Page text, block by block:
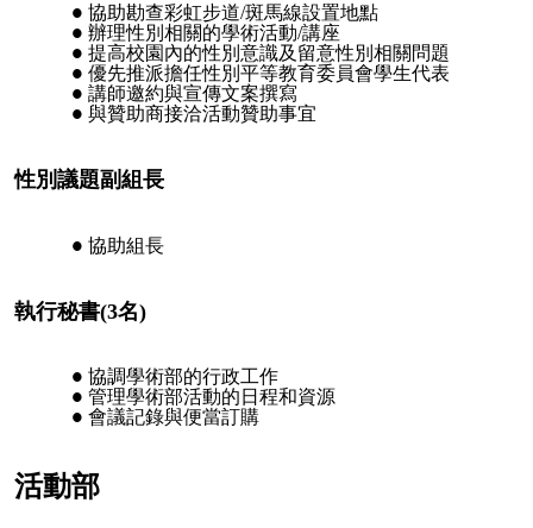
協助勘查彩虹步道/斑馬線設置地點
辦理性別相關的學術活動/講座
提高校園內的性別意識及留意性別相關問題
優先推派擔任性別平等教育委員會學生代表
講師邀約與宣傳文案撰寫
與贊助商接洽活動贊助事宜
性別議題副組長
協助組長
執行秘書(3名)
協調學術部的行政工作
管理學術部活動的日程和資源
會議記錄與便當訂購
活動部